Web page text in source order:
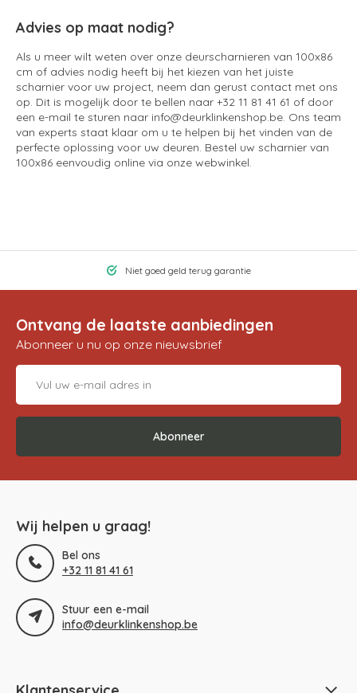
Advies op maat nodig?
Als u meer wilt weten over onze deurscharnieren van 100x86
cm of advies nodig heeft bij het kiezen van het juiste
scharnier voor uw project, neem dan gerust contact met ons
op. Dit is mogelijk door te bellen naar +32 11 81 41 61 of door
een e-mail te sturen naar info@deurklinkenshop.be. Ons team
van experts staat klaar om u te helpen bij het vinden van de
perfecte oplossing voor uw deuren. Bestel uw scharnier van
100x86 eenvoudig online via onze webwinkel.
Niet goed geld terug garantie
Ontvang de laatste aanbiedingen
Abonneer u nu op onze nieuwsbrief
Abonneer
Wij helpen u graag!
Bel ons
+32 11 81 41 61
Stuur een e-mail
info@deurklinkenshop.be